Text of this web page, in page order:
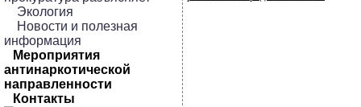
Экология
Новости и полезная
информация
Мероприятия
антинаркотической
направленности
Контакты